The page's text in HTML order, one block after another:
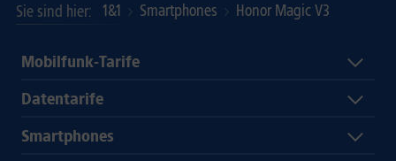
Sie sind hier 1&1 Smartphones Honor Magic V3
Mobilfunk-Tarife
Datentarife
Smartphones